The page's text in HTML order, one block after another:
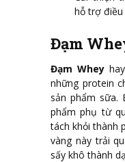
hỗ trợ
Đạm
Đạm Whey
những protein
sản phẩm sữa.
phẩm phụ từ
tách khỏi thành
vàng này trải
sấy khô thành